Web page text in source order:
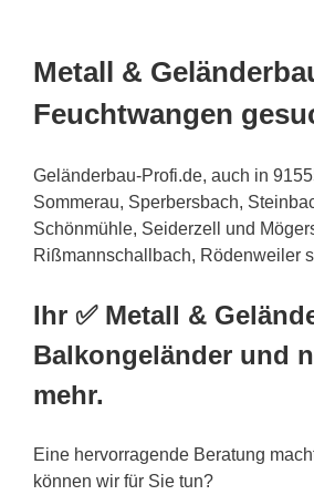
Metall &
Feuchtwangen
Geländerbau-Profi.de, auch in
Sommerau, Sperbersbach,
Schönmühle, Seiderzell und
Rißmannschallbach, Rödenweiler
Ihr ✅ Metall &
Balkongeländer und
mehr.
Eine hervorragende Beratung
können wir für Sie tun?